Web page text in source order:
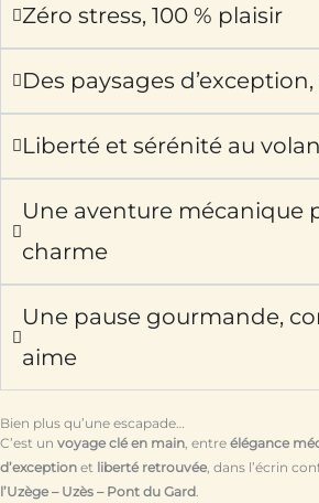
Zéro stress, 100 % plaisir
Des paysages
Liberté et sérénité au
Une aventure mécanique
charme
Une pause gourmande,
aime
Bien plus qu’une escapade…
C’est un voyage clé en main, entre élégance
d’exception et liberté retrouvée, dans l’écrin
l’Uzège – Uzès – Pont du Gard.